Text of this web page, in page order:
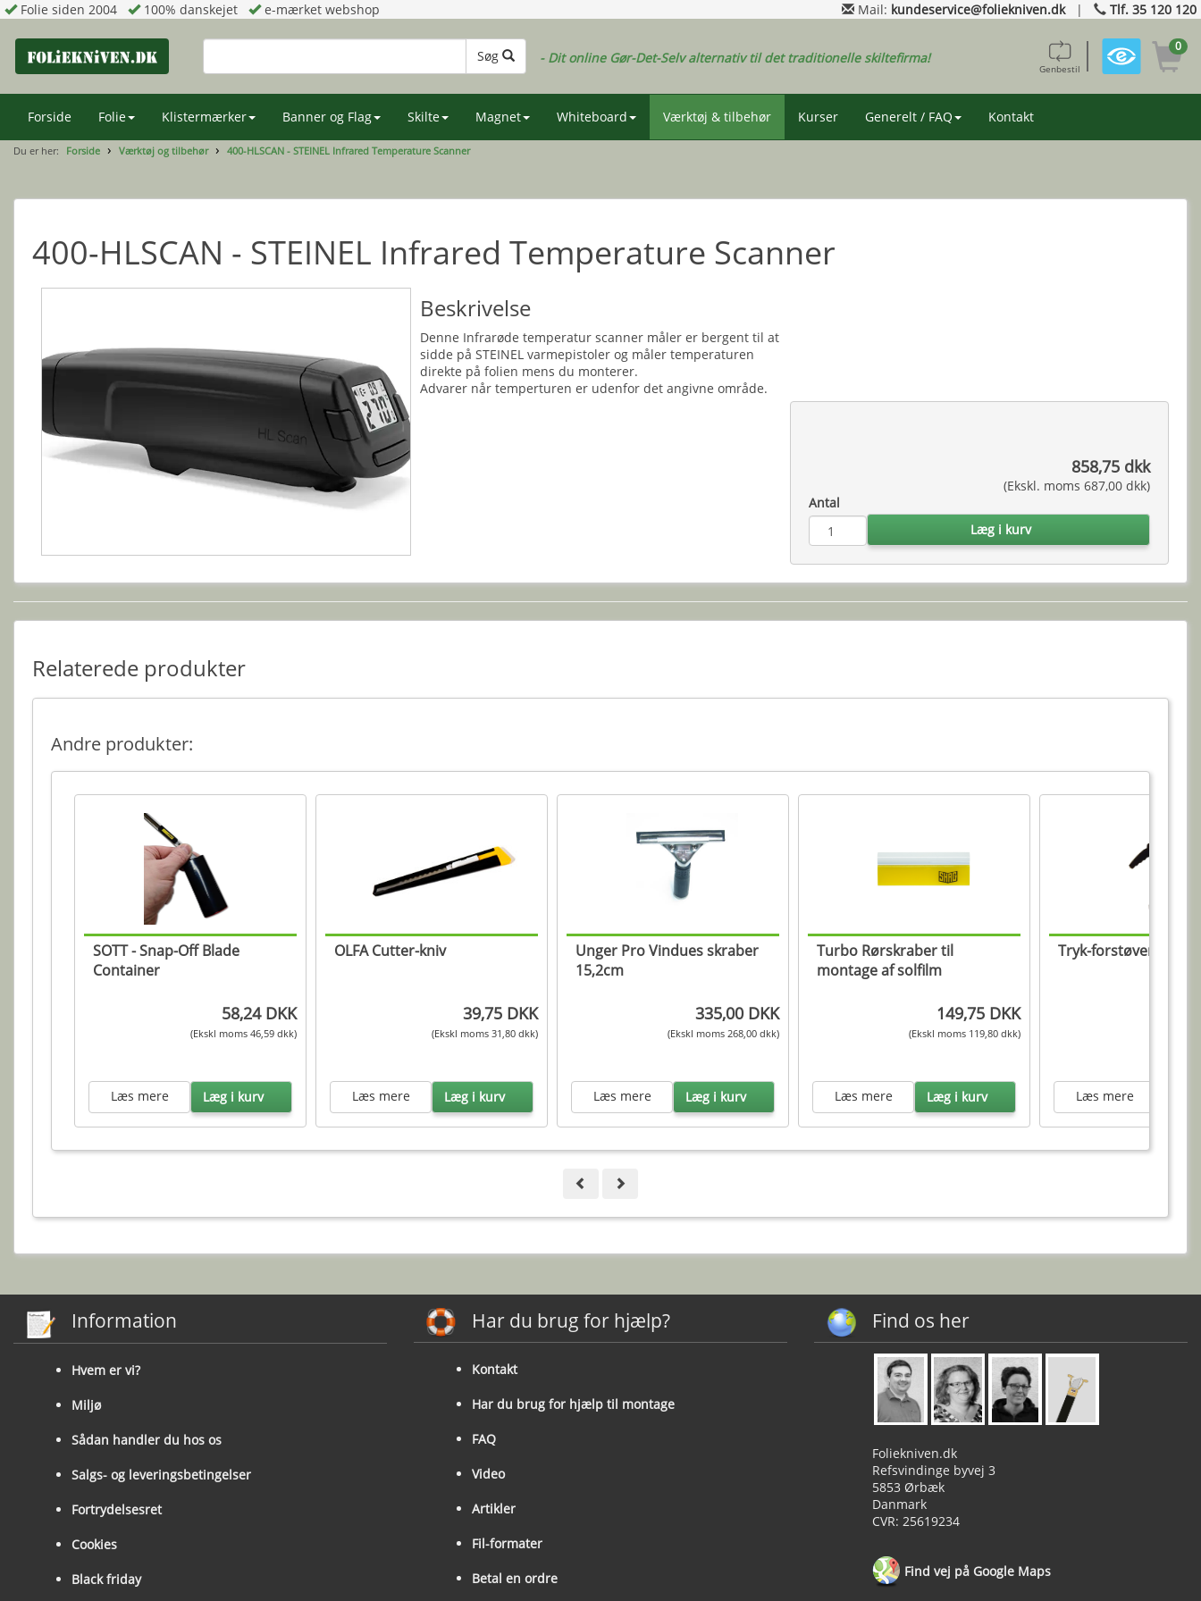
Folie siden 2004 100% danskejet e-mærket webshop Mail: kundeservice@foliekniven.dk| Tlf. 35 120 120
Søg - Dit online Gør-Det-Selv alternativ til det traditionelle skiltefirma!
Genbestil
0
Forside Folie Klistermærker Banner og Flag Skilte Magnet Whiteboard Værktøj & tilbehør Kurser Generelt / FAQ Kontakt
Du er her: Forside Værktøj og tilbehør 400-HLSCAN - STEINEL Infrared Temperature Scanner
400-HLSCAN - STEINEL Infrared Temperature Scanner
Beskrivelse
Denne Infrarøde temperatur scanner måler er bergent til at
sidde på STEINEL varmepistoler og måler temperaturen
direkte på folien mens du monterer.
Advarer når temperturen er udenfor det angivne område.
858,75 dkk
(Ekskl. moms 687,00 dkk)
Antal
Læg i kurv
Relaterede produkter
Andre produkter:
SOTT - Snap-Off Blade
Container
58,24 DKK
(Ekskl moms 46,59 dkk)
Læs mere Læg i kurv
OLFA Cutter-kniv
39,75 DKK
(Ekskl moms 31,80 dkk)
Læs mere Læg i kurv
Unger Pro Vindues skraber
15,2cm
335,00 DKK
(Ekskl moms 268,00 dkk)
Læs mere Læg i kurv
Turbo Rørskraber til
montage af solfilm
149,75 DKK
(Ekskl moms 119,80 dkk)
Læs mere Læg i kurv
Tryk-forstøver
Læs mere
Information
Hvem er vi?
Miljø
Sådan handler du hos os
Salgs- og leveringsbetingelser
Fortrydelsesret
Cookies
Black friday
Har du brug for hjælp?
Kontakt
Har du brug for hjælp til montage
FAQ
Video
Artikler
Fil-formater
Betal en ordre
Find os her
Foliekniven.dk
Refsvindinge byvej 3
5853 Ørbæk
Danmark
CVR: 25619234
Find vej på Google Maps